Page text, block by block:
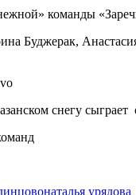
команды
Буджерак,
снегу
наталья урядова